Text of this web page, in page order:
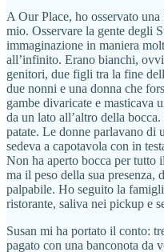
A Our Place, ho osservato
mio. Osservare la gente degli
immaginazione in maniera
all’infinito. Erano bianchi,
genitori, due figli tra la fine
due nonni e una donna che
gambe divaricate e masticava
da un lato all’altro della
patate. Le donne parlavano di
sedeva a capotavola con in
Non ha aperto bocca per tutto
ma il peso della sua presenza,
palpabile. Ho seguito la
ristorante, saliva nei pickup e
Susan mi ha portato il conto:
pagato con una banconota da